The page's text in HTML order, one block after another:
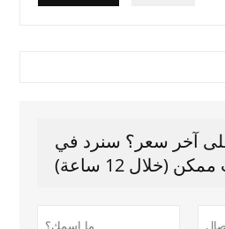
آخر سعر؟ سنرد في
(خلال 12 ساعة)